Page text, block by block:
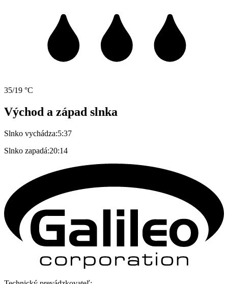
35/19 °C
Východ a západ slnka
Slnko vychádza:5:37
Slnko zapadá:20:14